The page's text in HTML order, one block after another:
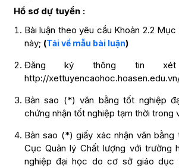
Hồ sơ dự tuyển :
Bài luận theo yêu cầu Khoản 2.2
này; (Tải về mẫu bài luận)
Đăng ký thông tin
http://
Bản sao (*) văn bằng tốt nghiệp
chứng nhận tốt nghiệp tạm thời trong
Bản sao (*) giấy xác nhận văn bằng
Cục Quản lý Chất lượng với trường
nghiệp đại học do cơ sở giáo dục